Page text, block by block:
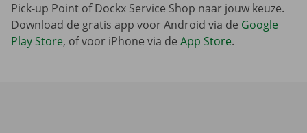
Pick-up Point of Dockx Service Shop naar jouw keuze.
Download de gratis app voor Android via de Google
Play Store, of voor iPhone via de App Store.